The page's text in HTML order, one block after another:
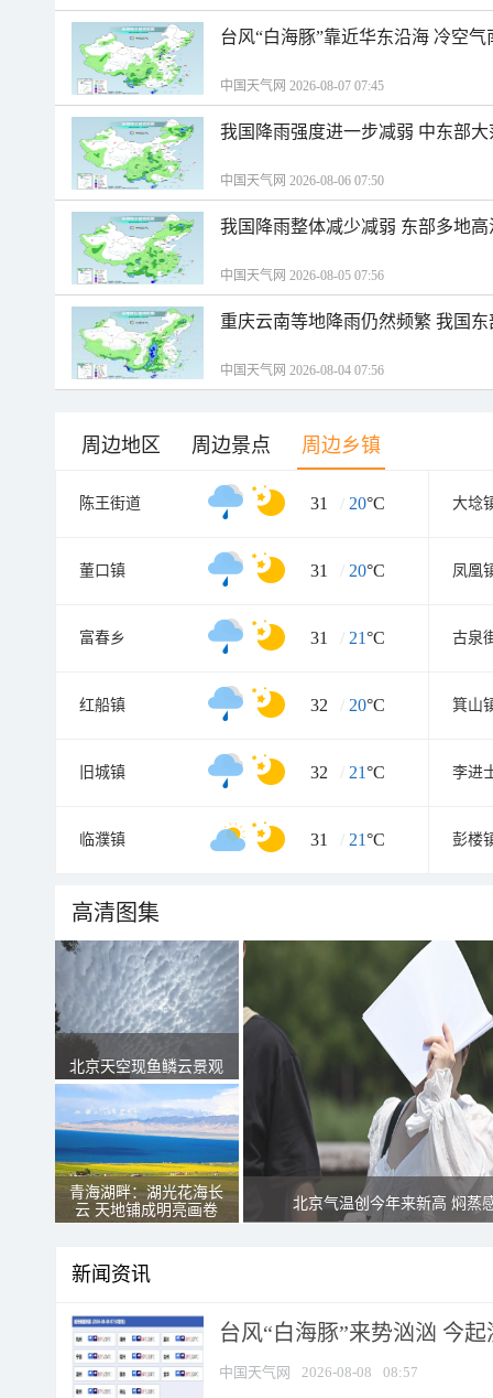
台风“白海豚”靠近华东沿海 冷空
中国天气网 2026-08-07 07:45
我国降雨强度进一步减弱 中东部
中国天气网 2026-08-06 07:50
我国降雨整体减少减弱 东部多地
中国天气网 2026-08-05 07:56
重庆云南等地降雨仍然频繁 我国
中国天气网 2026-08-04 07:56
周边地区 周边景点 周边乡镇
陈王街道 31 / 20°C 大埝
董口镇 31 / 20°C 凤凰
富春乡 31 / 21°C 古泉
红船镇 32 / 20°C 箕山
旧城镇 32 / 21°C 李进
临濮镇 31 / 21°C 彭楼
高清图集
北京天空现鱼鳞云景观
青海湖畔：湖光花海长
云 天地铺成明亮画卷
北京气温创今年来新高 焖蒸
新闻资讯
台风“白海豚”来势汹汹 今
中国天气网 2026-08-08 08:57